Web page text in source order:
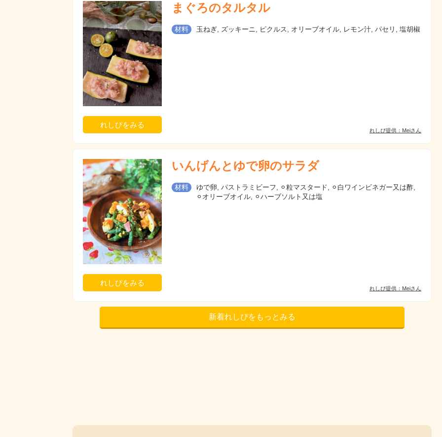
れしぴをみる
まぐろのタルタル
材料 玉ねぎ, ズッキーニ, ピクルス, オリーブオイル, レモン汁, パセリ, 塩胡椒
れしぴ提供：Meiさん
れしぴをみる
いんげんとゆで卵のサラダ
材料
ゆで卵, パストラミビーフ, ⚪︎粒マスタード, ⚪︎白ワインビネガー又は酢,
⚪︎オリーブオイル, ⚪︎ハーブソルト又は塩
れしぴ提供：Meiさん
新着れしぴをもっとみる